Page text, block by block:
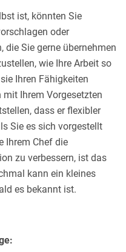
ist, könnten Sie
oder
die Sie gerne übernehmen
wie Ihre Arbeit so
Ihren Fähigkeiten
mit Ihrem Vorgesetzten
dass er flexibler
Sie es sich vorgestellt
Ihrem Chef die
zu verbessern, ist das
kann ein kleines
es bekannt ist.